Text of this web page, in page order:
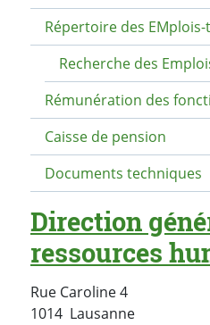
Répertoire des EMplois-
Recherche des
Rémunération des
Caisse de pension
Documents techniques
Direction
ressources
Rue Caroline 4
1014 LausanneSuisse